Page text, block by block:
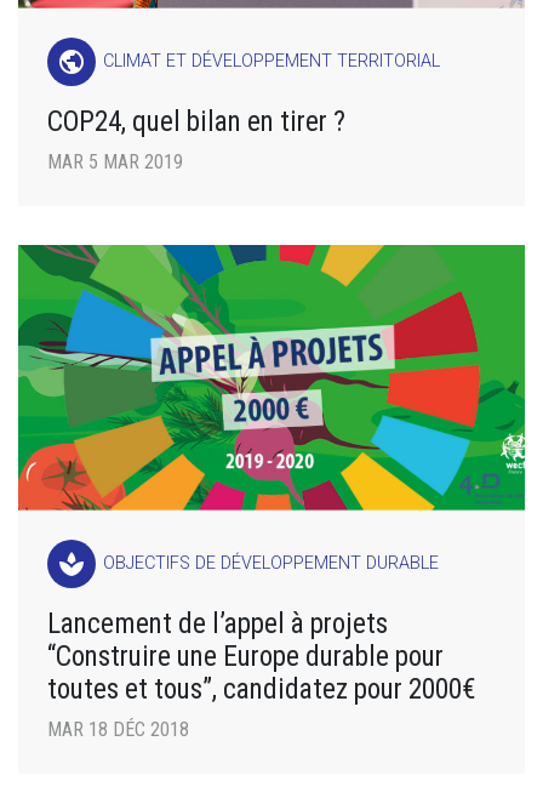
public CLIMAT ET DÉVELOPPEMENT TERRITORIAL
COP24, quel bilan en tirer ?
MAR 5 MAR 2019
spa OBJECTIFS DE DÉVELOPPEMENT DURABLE
Lancement de l’appel à projets
“Construire une Europe durable pour
toutes et tous”, candidatez pour 2000€
MAR 18 DÉC 2018